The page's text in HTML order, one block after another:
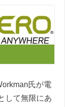
氏が電
して無限にあ